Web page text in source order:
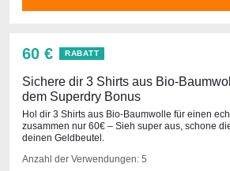
60 € RABATT
Sichere dir 3 Shirts aus Bio-
dem Superdry Bonus
Hol dir 3 Shirts aus Bio-Baumwolle für einen
zusammen nur 60€ – Sieh super aus, schone
deinen Geldbeutel.
Anzahl der Verwendungen: 5